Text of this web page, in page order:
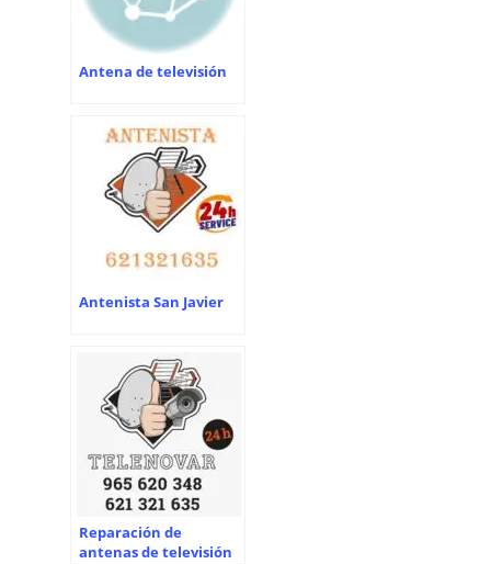
Antena de televisión
Antenista San Javier
Reparación de
antenas de televisión